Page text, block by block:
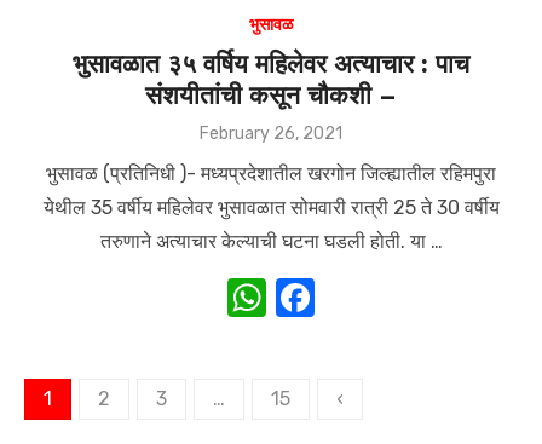
s
A
p
p
b
o
o
k
भुसावळ
भुसावळात ३५ वर्षिय महिलेवर अत्याचार : पाच
संशयीतांची कसून चौकशी –
Posted
February 26, 2021
भुसावळ (प्रतिनिधी )- मध्यप्रदेशातील खरगोन जिल्ह्यातील रहिमपुरा
येथील 35 वर्षीय महिलेवर भुसावळात सोमवारी रात्री 25 ते 30 वर्षीय
तरुणाने अत्याचार केल्याची घटना घडली होती. या …
W
s
e
Posts
1 2 3 … 15 ‹